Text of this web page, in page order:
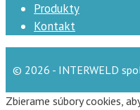
Produkty
Kontakt
© 2026 - INTERWELD
Zbierame súbory cookies,